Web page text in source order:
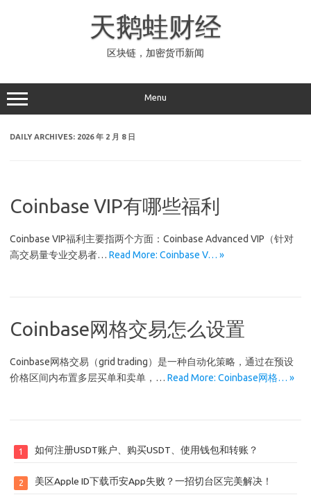
天鹅蛙财经
区块链，加密货币新闻
Menu
DAILY ARCHIVES: 2026 年 2 月 8 日
Coinbase VIP有哪些福利
Coinbase VIP福利主要指两个方面：Coinbase Advanced VIP（针对
高交易量专业交易者… Read More: Coinbase V… »
Coinbase网格交易怎么设置
Coinbase网格交易（grid trading）是一种自动化策略，通过在预设
价格区间内布置多层买单和卖单，… Read More: Coinbase网格… »
1 如何注册USDT账户、购买USDT、使用钱包和转账？
2 美区Apple ID下载币安App失败？一招切台区完美解决！